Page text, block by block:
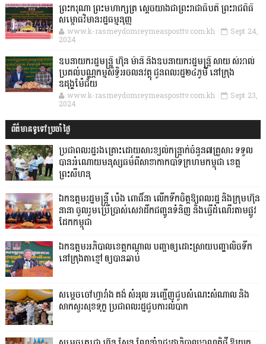
ព្រះករុណា ព្រះមហាក្សត្រ ស្តេចយាងជាព្រះរាជាធិបតី ព្រះរាជពិធី
សម្ពោធវិមានរដ្ឋធម្មនុញ្ញ
www.k-rasmeydomreymeasposttv.com.kh Sept 24,
2024
ឧបនាយករដ្ឋមន្ដ្រី ហ៊ុន ម៉ានី និងឧបនាយករដ្ឋមន្ដ្រី សាយ សំអាល់
ប្រគល់បណ្ណកម្មសិទ្ធិអចលនវត្ថុ ជូនពលរដ្ឋ២៤ភូមិ នៅក្រុង
ឧដុង្គម៉ែជ័យ
www.k-rasmeydomreymeasposttv.com.kh Sept 23,
2024
ព័ត៌មានទូទៅប្រចាំថ្ងៃ
ប្រជាពលរដ្ឋរងគ្រោះដោយសារខ្យល់កន្ត្រាក់ចំនួន៧គ្រួសារ ទទួល
បានអំណោយមនុស្សធម៌ពីសាខាកាកបាទក្រហមកម្ពុជា ខេត្ត
ព្រះសីហនុ
ឯកឧត្តមរដ្ឋមន្ត្រី ប៉េង ពោធិ៍នា លើកទឹកចិត្តឱ្យពលរដ្ឋ និងក្រុមហ៊ុន
នានា ចូលរួមប្រើប្រាស់សេវាដឹកជញ្ជូនទំនិញ និងធ្វើដំណើរតាមផ្លូវ
ដែកកម្ពុជា
ឯកឧត្តមអភិបាលខេត្តកណ្ដាល បញ្ជាឲ្យដោះស្រាយបញ្ហាលិចទឹក
នៅក្រុងតាខ្មៅ ឲ្យបានឆាប់
សម្តេចចៅហ្វាវាំង គង់ សំអុល អញ្ជើញជួបសំណេះសំណាល និង
សាកសួរសុខទុក្ខ ប្រជាពលរដ្ឋជួបការលំបាក